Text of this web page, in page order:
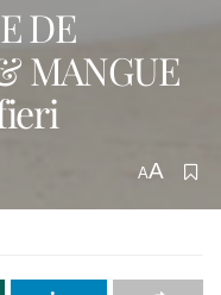
DE
MANGUE
AA